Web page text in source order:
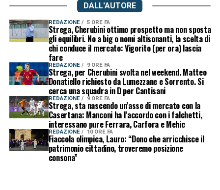
DALL'AUTORE
REDAZIONE 5 ORE FA
Strega, Cherubini ottimo prospetto ma non sposta
gli equilibri. No a big o nomi altisonanti, la scelta di
chi conduce il mercato: Vigorito (per ora) lascia
fare
REDAZIONE 9 ORE FA
Strega, per Cherubini svolta nel weekend. Matteo
Donatiello richiesto da Lumezzane e Sorrento. Si
cerca una squadra in D per Cantisani
REDAZIONE 9 ORE FA
Strega, sta nascendo un’asse di mercato con la
Casertana: Manconi ha l’accordo con i falchetti,
interessano pure Ferrara, Carfora e Mehic
REDAZIONE 10 ORE FA
Fiaccola olimpica, Lauro: “Dono che arricchisce il
patrimonio cittadino, troveremo posizione
consona”